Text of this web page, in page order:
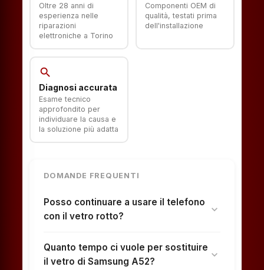
Oltre 28 anni di
esperienza nelle
riparazioni
elettroniche a Torino
Componenti OEM di
qualità, testati prima
dell'installazione
search
Diagnosi accurata
Esame tecnico
approfondito per
individuare la causa e
la soluzione più adatta
DOMANDE FREQUENTI
Posso continuare a usare il telefono
con il vetro rotto?
expand_more
Quanto tempo ci vuole per sostituire
il vetro di Samsung A52?
expand_more